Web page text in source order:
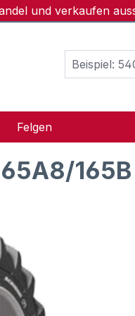
und verkaufen
Felgen
165B